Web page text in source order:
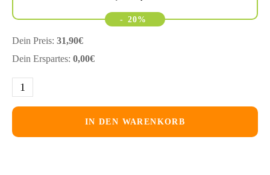
- 20%
Dein Preis: 31,90€
Dein Erspartes: 0,00€
IN DEN WARENKORB